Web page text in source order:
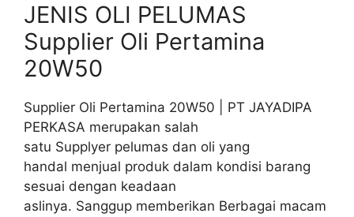
JENIS OLI PELUMAS
Supplier Oli Pertamina
20W50
Supplier Oli Pertamina 20W50 | PT JAYADIPA
PERKASA merupakan salah
satu Supplyer pelumas dan oli yang
handal menjual produk dalam kondisi barang
sesuai dengan keadaan
aslinya. Sanggup memberikan Berbagai macam